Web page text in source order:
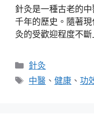
針灸是一種古老的
千年的歷史。隨著
灸的受歡迎程度不
分
類
針灸
標
中醫 、健康 、功